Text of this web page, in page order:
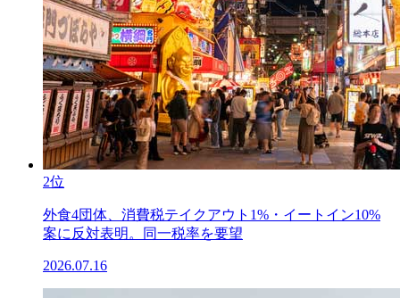
2位
外食4団体、消費税テイクアウト1%・イートイン10%
案に反対表明。同一税率を要望
2026.07.16